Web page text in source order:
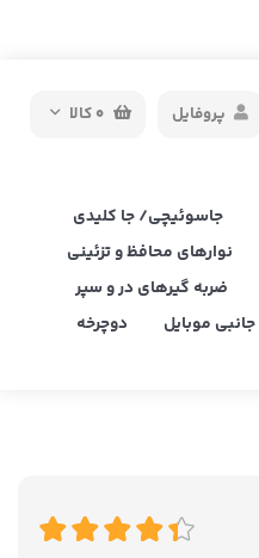
0کالا پروفایل
جاسوئیچی/ جا کلیدی
نوارهای محافظ و تزئینی
ضربه گیرهای در و سپر
جانبی موبایل
دوچرخه